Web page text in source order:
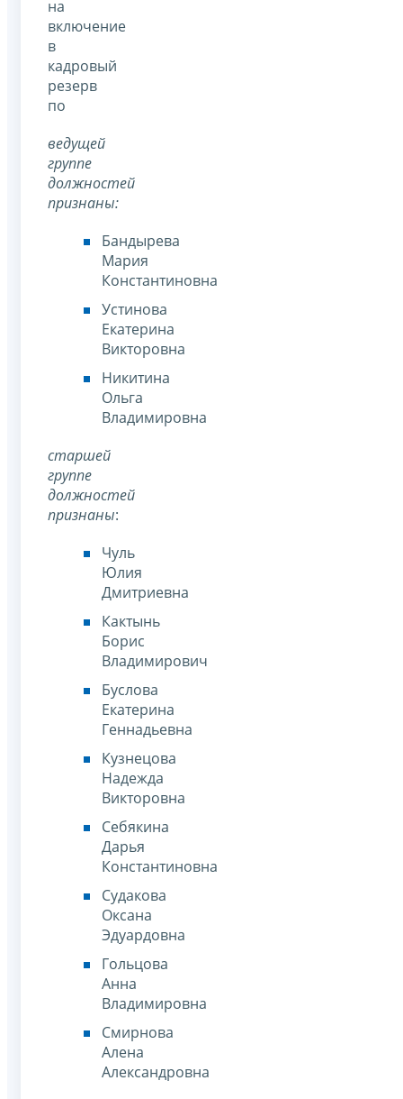
на
включение
в
кадровый
резерв
по
ведущей
группе
должностей
признаны:
Бандырева
Мария
Константиновна
Устинова
Екатерина
Викторовна
Никитина
Ольга
Владимировна
старшей
группе
должностей
признаны:
Чуль
Юлия
Дмитриевна
Кактынь
Борис
Владимирович
Буслова
Екатерина
Геннадьевна
Кузнецова
Надежда
Викторовна
Себякина
Дарья
Константиновна
Судакова
Оксана
Эдуардовна
Гольцова
Анна
Владимировна
Смирнова
Алена
Александровна